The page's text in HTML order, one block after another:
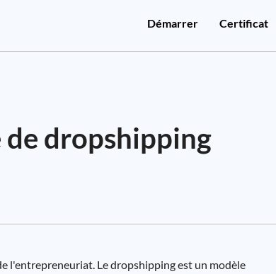
Démarrer Certificat
dropshipping
l'entrepreneuriat. Le dropshipping est un modèle